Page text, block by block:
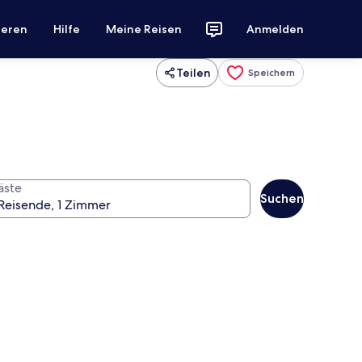
Hilfe Meine Reisen Anmelden
Teilen Speichern
Suchen